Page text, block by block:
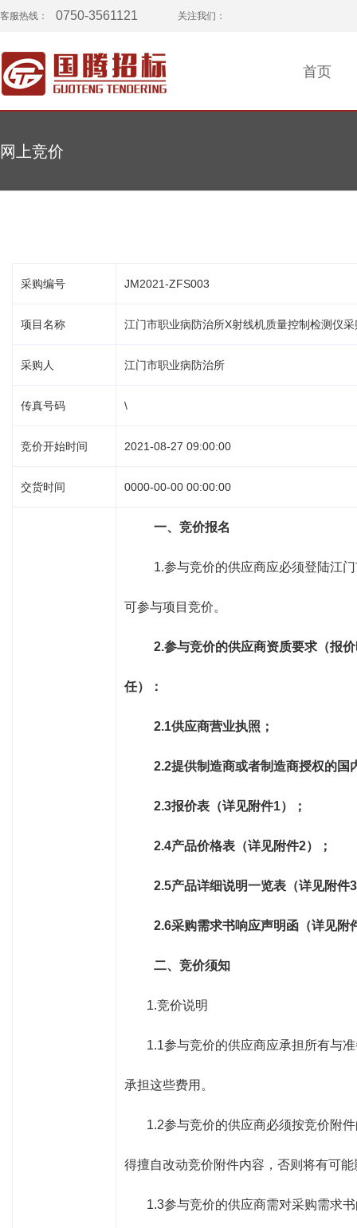
客服热线： 0750-3561121 关注我们：
首页
网上竞价
采购编号 JM2021-ZFS003
项目名称 江门市职业病防治所X射线机质量控制检测仪
采购人 江门市职业病防治所
传真号码 \
竞价开始时间 2021-08-27 09:00:00
交货时间 0000-00-00 00:00:00
一、竞价报名
1.参与竞价的供应商应必须登陆江
可参与项目竞价。
2.参与竞价的供应商资质要求（报
任）：
2.1供应商营业执照；
2.2提供制造商或者制造商授权的国
2.3报价表（详见附件1）；
2.4产品价格表（详见附件2）；
2.5产品详细说明一览表（详见附件3
2.6采购需求书响应声明函（详见附
二、竞价须知
1.竞价说明
1.1参与竞价的供应商应承担所有与
承担这些费用。
1.2参与竞价的供应商必须按竞价附
得擅自改动竞价附件内容，否则将有可
1.3参与竞价的供应商需对采购需求